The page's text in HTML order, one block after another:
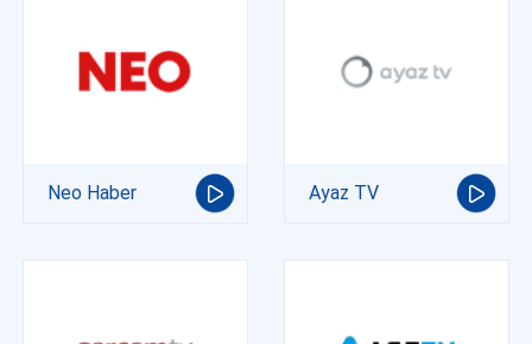
Neo Haber Ayaz TV